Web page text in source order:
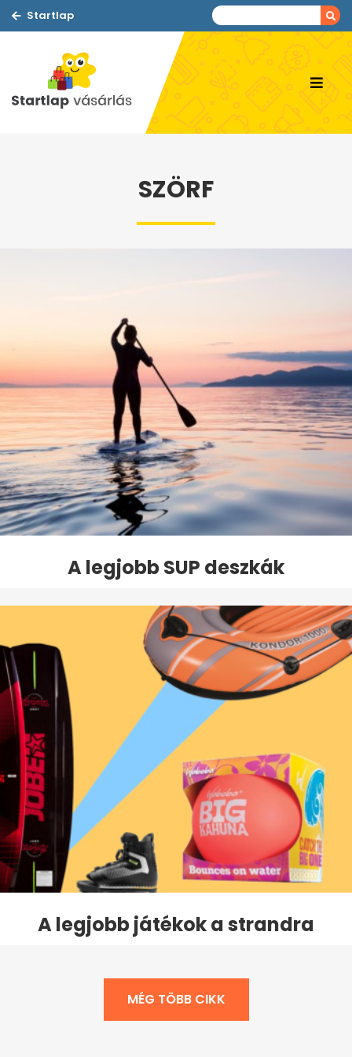
Startlap
SZÖRF
A legjobb SUP deszkák
A legjobb játékok a strandra
MÉG TÖBB CIKK